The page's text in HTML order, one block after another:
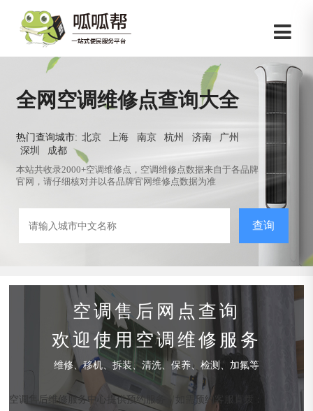
全网空调维修点查询大全
热门查询城市: 北京 上海 南京 杭州 济南
广州
深圳
成都
本站共收录2000+空调维修点，空调维修点数据来自于各品牌
官网，请仔细核对并以各品牌官网维修点数据为准
查询
空调售后网点查询
欢迎使用空调维修服务
维修、移机、拆装、清洗、保养、检测、加氟等
空调售后维修服务中心提供预约服务，如需预约客服直拨：